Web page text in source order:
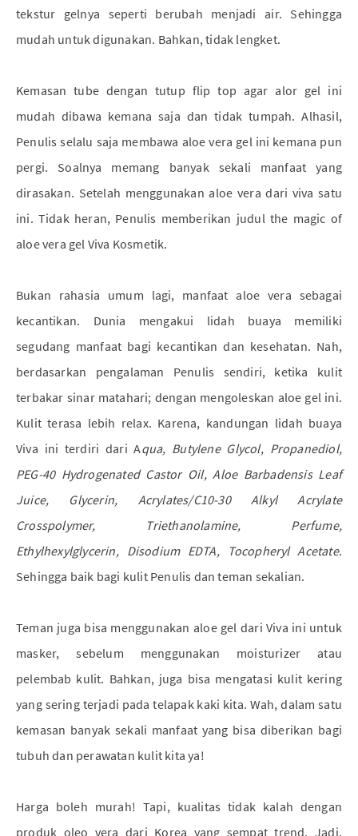
tekstur gelnya seperti berubah menjadi air. Sehingga
mudah untuk digunakan. Bahkan, tidak lengket.
Kemasan tube dengan tutup flip top agar alor gel ini
mudah dibawa kemana saja dan tidak tumpah. Alhasil,
Penulis selalu saja membawa aloe vera gel ini kemana pun
pergi. Soalnya memang banyak sekali manfaat yang
dirasakan. Setelah menggunakan aloe vera dari viva satu
ini. Tidak heran, Penulis memberikan judul the magic of
aloe vera gel Viva Kosmetik.
Bukan rahasia umum lagi, manfaat aloe vera sebagai
kecantikan. Dunia mengakui lidah buaya memiliki
segudang manfaat bagi kecantikan dan kesehatan. Nah,
berdasarkan pengalaman Penulis sendiri, ketika kulit
terbakar sinar matahari; dengan mengoleskan aloe gel ini.
Kulit terasa lebih relax. Karena, kandungan lidah buaya
Viva ini terdiri dari Aqua, Butylene Glycol, Propanediol,
PEG-40 Hydrogenated Castor Oil, Aloe Barbadensis Leaf
Juice, Glycerin, Acrylates/C10-30 Alkyl Acrylate
Crosspolymer, Triethanolamine, Perfume,
Ethylhexylglycerin, Disodium EDTA, Tocopheryl Acetate.
Sehingga baik bagi kulit Penulis dan teman sekalian.
Teman juga bisa menggunakan aloe gel dari Viva ini untuk
masker, sebelum menggunakan moisturizer atau
pelembab kulit. Bahkan, juga bisa mengatasi kulit kering
yang sering terjadi pada telapak kaki kita. Wah, dalam satu
kemasan banyak sekali manfaat yang bisa diberikan bagi
tubuh dan perawatan kulit kita ya!
Harga boleh murah! Tapi, kualitas tidak kalah dengan
produk oleo vera dari Korea yang sempat trend. Jadi,